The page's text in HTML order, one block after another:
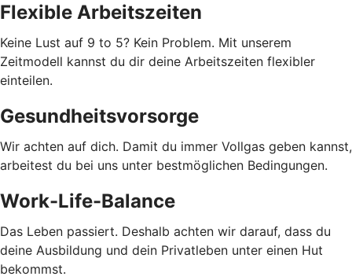
Flexible Arbeitszeiten
Keine Lust auf 9 to 5? Kein Problem. Mit unserem
Zeitmodell kannst du dir deine Arbeitszeiten flexibler
einteilen.
Gesundheitsvorsorge
Wir achten auf dich. Damit du immer Vollgas geben kannst,
arbeitest du bei uns unter bestmöglichen Bedingungen.
Work-Life-Balance
Das Leben passiert. Deshalb achten wir darauf, dass du
deine Ausbildung und dein Privatleben unter einen Hut
bekommst.